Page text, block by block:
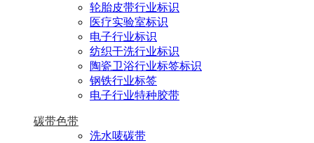
轮胎皮带行业标识
医疗实验室标识
电子行业标识
纺织干洗行业标识
陶瓷卫浴行业标签标识
钢铁行业标签
电子行业特种胶带
碳带色带
洗水唛碳带